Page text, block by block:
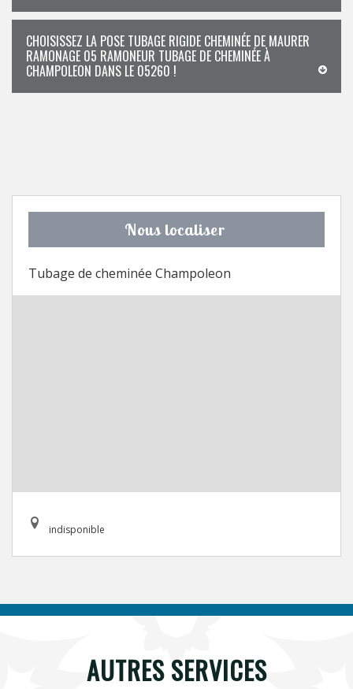
CHOISISSEZ LA POSE TUBAGE RIGIDE CHEMINÉE DE MAURER
RAMONAGE 05 RAMONEUR TUBAGE DE CHEMINÉE À
CHAMPOLEON DANS LE 05260 !
Nous localiser
Tubage de cheminée Champoleon
indisponible
AUTRES SERVICES